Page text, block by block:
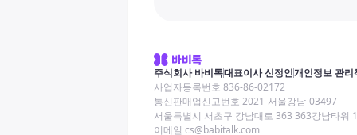
주식회사 바비톡대표이사 신정인개인정보 관리
사업자등록번호 836-86-02172
통신판매업신고번호 2021-서울강남-03497
서울특별시 서초구 강남대로 363 363강남타워
이메일 cs@babitalk.com